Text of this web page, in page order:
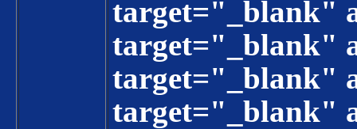
target="_blank"
target="_blank"
target="_blank"
target="_blank"